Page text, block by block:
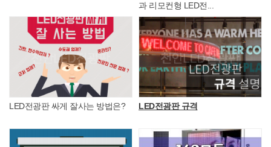
과 리모컨형 LED전...
LED전광판 싸게 잘사는 방법은? LED전광판 규격